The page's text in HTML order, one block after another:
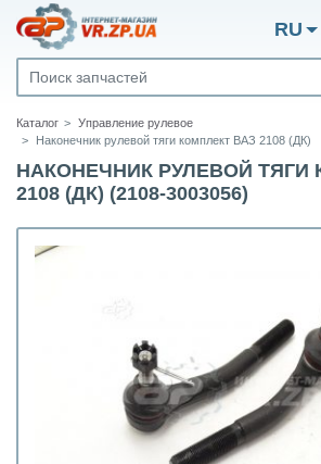
RU
Каталог
Управление рулевое
Наконечник рулевой тяги комплект ВАЗ 2108 (ДК)
НАКОНЕЧНИК РУЛЕВОЙ ТЯГИ
2108 (ДК) (2108-3003056)